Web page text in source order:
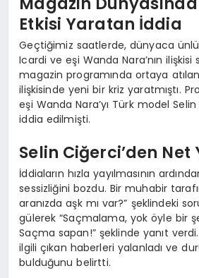
Etkisi Yaratan İddia
Geçtiğimiz saatlerde, dünyaca
Icardi ve eşi Wanda Nara’nın ilişkisi
magazin programında ortaya
ilişkisinde yeni bir kriz yaratmıştı.
eşi Wanda Nara’yı Türk model
iddia edilmişti.
Selin Ciğerci’den Net
İddiaların hızla yayılmasının
sessizliğini bozdu. Bir muhabir
aranızda aşk mı var?” şeklindeki
gülerek “Saçmalama, yok öyle bir
Saçma sapan!” şeklinde yanıt
ilgili çıkan haberleri yalanladı ve
bulduğunu belirtti.